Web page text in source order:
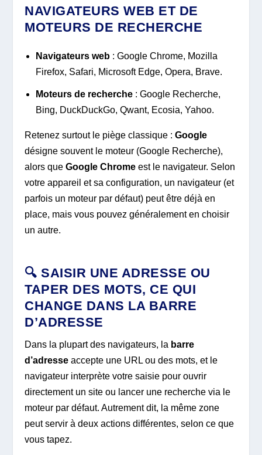
NAVIGATEURS WEB ET DE
MOTEURS DE RECHERCHE
Navigateurs web: Google Chrome, Mozilla
Firefox, Safari, Microsoft Edge, Opera, Brave.
Moteurs de recherche: Google Recherche,
Bing, DuckDuckGo, Qwant, Ecosia, Yahoo.
Retenez surtout le piège classique :Google
désigne souvent le moteur (Google Recherche),
alors queGoogle Chrome est le navigateur. Selon
votre appareil et sa configuration, un navigateur (et
parfois un moteur par défaut) peut être déjà en
place, mais vous pouvez généralement en choisir
un autre.
🔍 SAISIR UNE ADRESSE OU
TAPER DES MOTS, CE QUI
CHANGE DANS LA BARRE
D’ADRESSE
Dans la plupart des navigateurs, la barre
d’adresse accepte une URL ou des mots, et le
navigateur interprète votre saisie pour ouvrir
directement un site ou lancer une recherche via le
moteur par défaut. Autrement dit, la même zone
peut servir à deux actions différentes, selon ce que
vous tapez.